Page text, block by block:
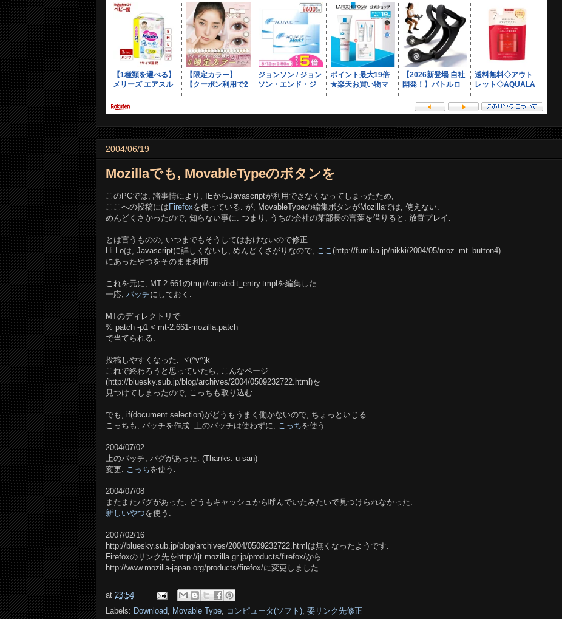
2004/06/19
Mozillaでも, MovableTypeのボタンを
このPCでは, 諸事情により, IEからJavascriptが利用できなくなってしまったため,
ここへの投稿には Firefoxを使っている. が, MovableTypeの編集ボタンがMozillaでは, 使えない.
めんどくさかったので, 知らない事に. つまり, うちの会社の某部長の言葉を借りると. 放置プレイ.
とは言うものの, いつまでもそうしてはおけないので修正.
Hi-Loは, Javascriptに詳しくないし, めんどくさがりなので, ここ (http://fumika.jp/nikki/2004/05/moz_mt_button4)
にあったやつをそのまま利用.
これを元に, MT-2.661のtmpl/cms/edit_entry.tmplを編集した.
一応, パッチにしておく.
MTのディレクトリで
% patch -p1 < mt-2.661-mozilla.patch
で当てられる.
投稿しやすくなった. ヾ(^v^)k
これで終わろうと思っていたら, こんなページ
(http://bluesky.sub.jp/blog/archives/2004/0509232722.html)を
見つけてしまったので, こっちも取り込む.
でも, if(document.selection)がどうもうまく働かないので, ちょっといじる.
こっちも, パッチを作成. 上のパッチは使わずに, こっちを使う.
2004/07/02
上のパッチ, バグがあった. (Thanks: u-san)
変更. こっちを使う.
2004/07/08
またまたバグがあった. どうもキャッシュから呼んでいたみたいで見つけられなかった.
新しいやつを使う.
2007/02/16
http://bluesky.sub.jp/blog/archives/2004/0509232722.htmlは無くなったようです.
Firefoxのリンク先をhttp://jt.mozilla.gr.jp/products/firefox/から
http://www.mozilla-japan.org/products/firefox/に変更しました.
at 23:54
Labels: Download, Movable Type, コンピュータ(ソフト), 要リンク先修正